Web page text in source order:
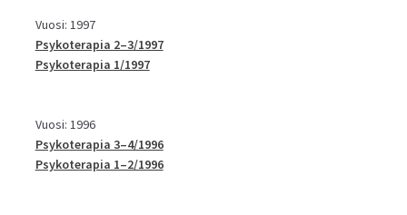
Vuosi: 1997
Psykoterapia 2–3/1997
Psykoterapia 1/1997
Vuosi: 1996
Psykoterapia 3–4/1996
Psykoterapia 1–2/1996